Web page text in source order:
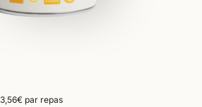
3,56€ par repas